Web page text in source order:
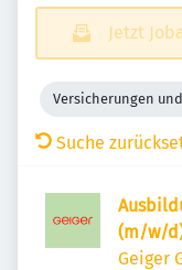
Jetzt
Versicherungen
Suche
(m/w/
Geiger